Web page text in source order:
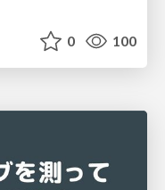
0 100